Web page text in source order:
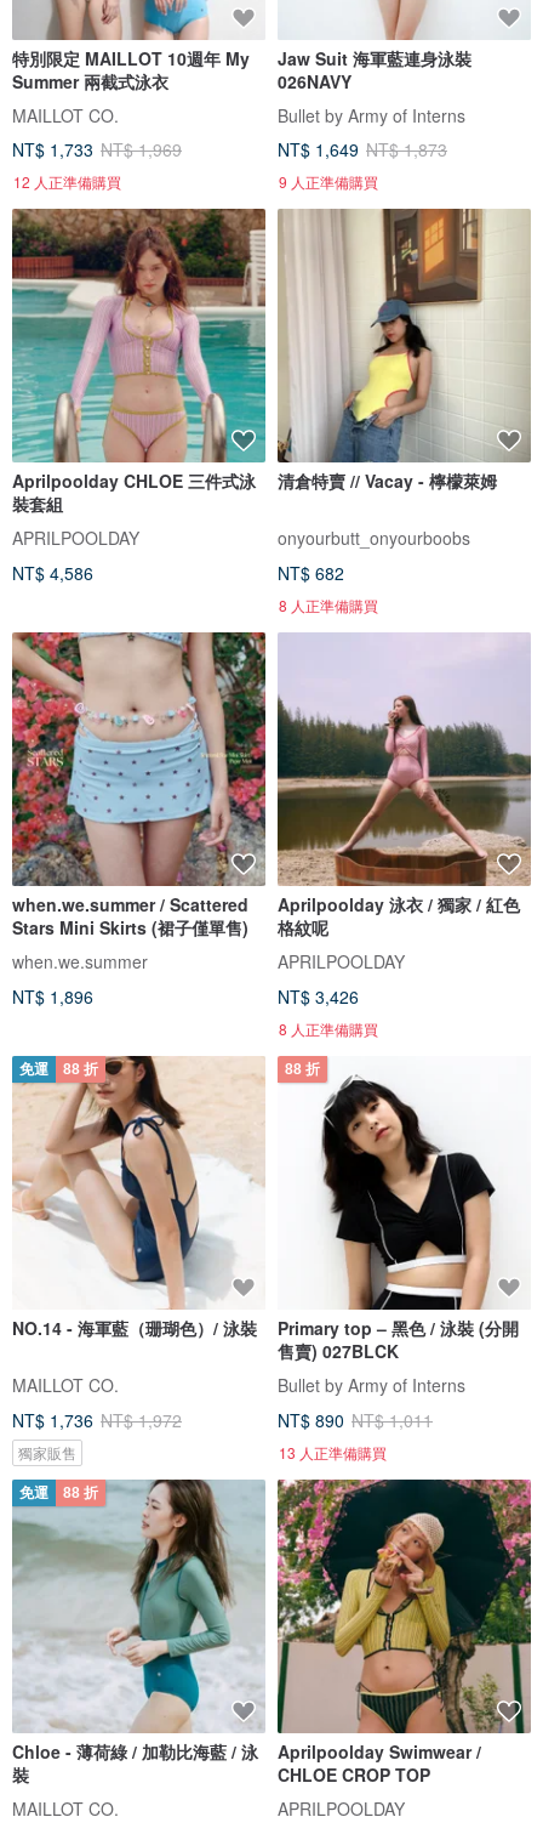
特別限定 MAILLOT 10週年 My
Summer 兩截式泳衣
MAILLOT CO.
NT$ 1,733 NT$ 1,969
12 人正準備購買
Jaw Suit 海軍藍連身泳裝
026NAVY
Bullet by Army of Interns
NT$ 1,649 NT$ 1,873
9 人正準備購買
Aprilpoolday CHLOE 三件式泳
裝套組
APRILPOOLDAY
NT$ 4,586
清倉特賣 // Vacay - 檸檬萊姆
onyourbutt_onyourboobs
NT$ 682
8 人正準備購買
when.we.summer / Scattered
Stars Mini Skirts (裙子僅單售)
when.we.summer
NT$ 1,896
Aprilpoolday 泳衣 / 獨家 / 紅色
格紋呢
APRILPOOLDAY
NT$ 3,426
8 人正準備購買
免運 88 折
NO.14 - 海軍藍（珊瑚色）/ 泳裝
MAILLOT CO.
NT$ 1,736 NT$ 1,972
獨家販售
88 折
Primary top – 黑色 / 泳裝 (分開
售賣) 027BLCK
Bullet by Army of Interns
NT$ 890 NT$ 1,011
13 人正準備購買
免運 88 折
Chloe - 薄荷綠 / 加勒比海藍 / 泳
裝
MAILLOT CO.
Aprilpoolday Swimwear /
CHLOE CROP TOP
APRILPOOLDAY